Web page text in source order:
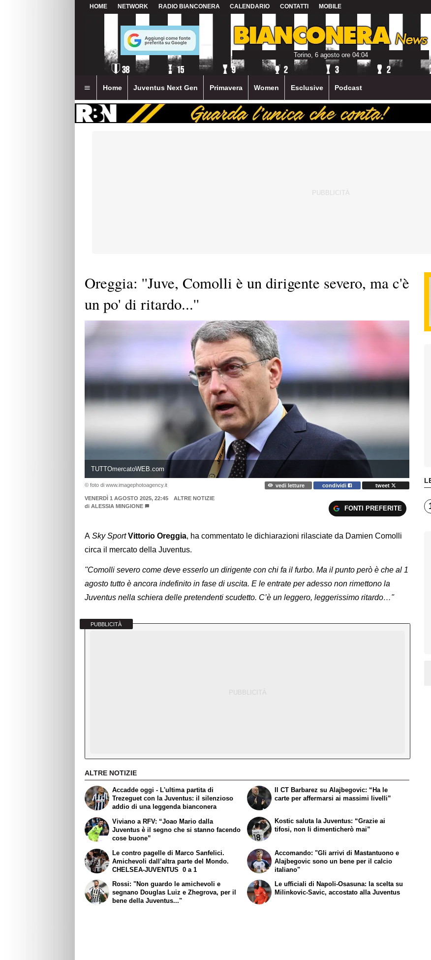
HOME NETWORK RADIO BIANCONERA CALENDARIO CONTATTI MOBILE
Torino, 6 agosto ore 04:04
Home Juventus Next Gen Primavera Women Esclusive Podcast
Oreggia: ''Juve, Comolli è un dirigente severo, ma c'è
un po' di ritardo...''
TUTTOmercatoWEB.com
© foto di www.imagephotoagency.it vedi letture condividi tweet
VENERDÌ 1 AGOSTO 2025, 22:45
ALTRE NOTIZIE
di ALESSIA MINGIONE FONTI PREFERITE
A Sky Sport Vittorio Oreggia, ha commentato le dichiarazioni rilasciate da Damien Comolli
circa il mercato della Juventus.
''Comolli severo come deve esserlo un dirigente con chi fa il furbo. Ma il punto però è che al 1
agosto tutto è ancora indefinito in fase di uscita. E le entrate per adesso non rimettono la
Juventus nella schiera delle pretendenti scudetto. C’è un leggero, leggerissimo ritardo…"
PUBBLICITÀ
ALTRE NOTIZIE
Accadde oggi - L'ultima partita di
Trezeguet con la Juventus: il silenzioso
addio di una leggenda bianconera
Viviano a RFV: “Joao Mario dalla
Juventus è il segno che si stanno facendo
cose buone”
Il CT Barbarez su Alajbegovic: “Ha le
carte per affermarsi ai massimi livelli”
Kostic saluta la Juventus: “Grazie ai
tifosi, non li dimenticherò mai”
Le contro pagelle di Marco Sanfelici.
Amichevoli dall’altra parte del Mondo.
CHELSEA-JUVENTUS 0 a 1
Rossi: "Non guardo le amichevoli e
segnano Douglas Luiz e Zhegrova, per il
bene della Juventus..."
Accomando: "Gli arrivi di Mastantuono e
Alajbegovic sono un bene per il calcio
italiano"
Le ufficiali di Napoli-Osasuna: la scelta su
Milinkovic-Savic, accostato alla Juventus